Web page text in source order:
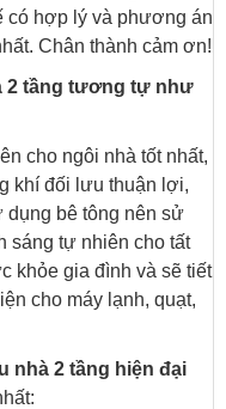
có hợp lý và phương án
Chân thành cảm ơn!
2 tầng tương tự như
cho ngôi nhà tốt nhất,
khí đối lưu thuận lợi,
dụng bê tông nên sử
sáng tự nhiên cho tất
khỏe gia đình và sẽ tiết
cho máy lạnh, quạt,
nhà 2 tầng hiện đại